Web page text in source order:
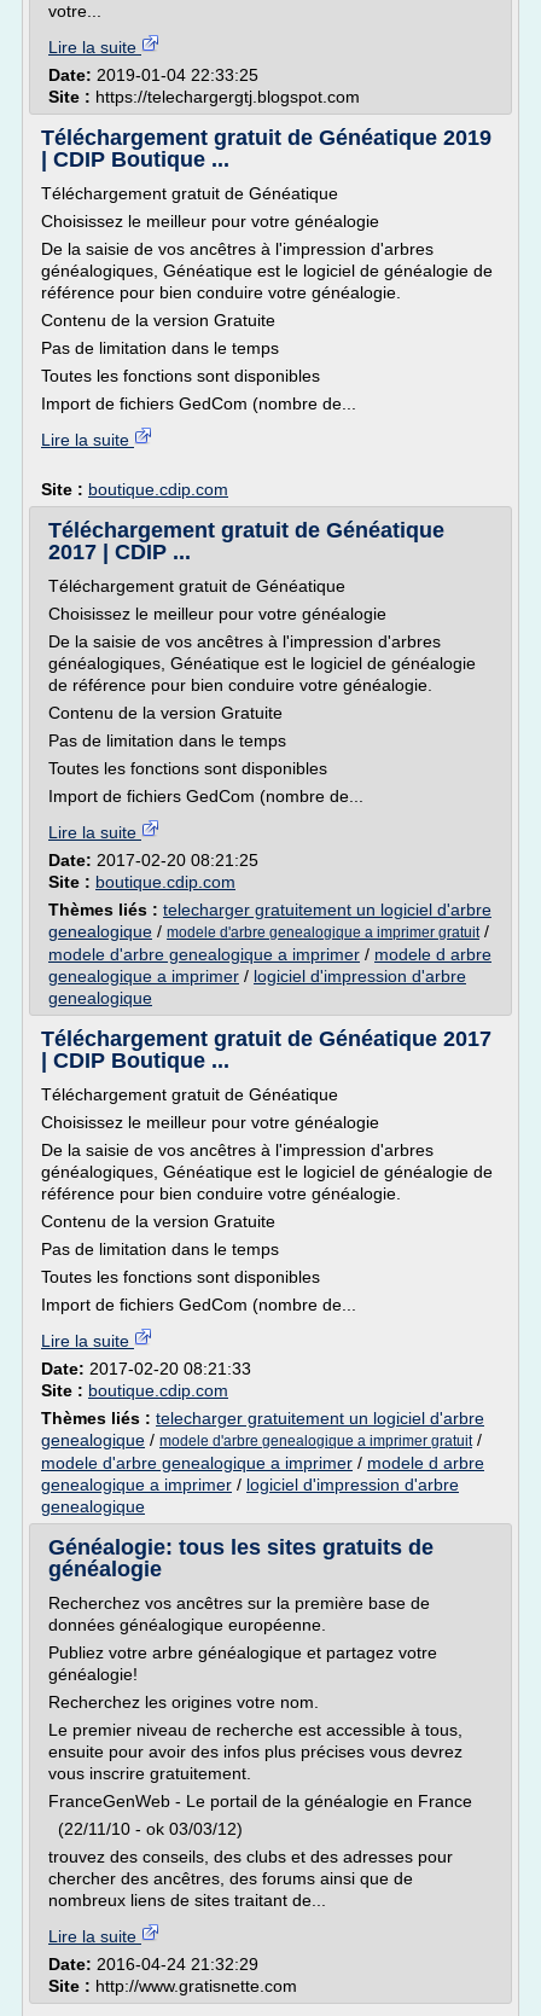
votre...
Lire la suite
Date: 2019-01-04 22:33:25
Site : https://telechargergtj.blogspot.com
Téléchargement gratuit de Généatique 2019
| CDIP Boutique ...
Téléchargement gratuit de Généatique
Choisissez le meilleur pour votre généalogie
De la saisie de vos ancêtres à l'impression d'arbres
généalogiques, Généatique est le logiciel de généalogie de
référence pour bien conduire votre généalogie.
Contenu de la version Gratuite
Pas de limitation dans le temps
Toutes les fonctions sont disponibles
Import de fichiers GedCom (nombre de...
Lire la suite
Site : boutique.cdip.com
Téléchargement gratuit de Généatique
2017 | CDIP ...
Téléchargement gratuit de Généatique
Choisissez le meilleur pour votre généalogie
De la saisie de vos ancêtres à l'impression d'arbres
généalogiques, Généatique est le logiciel de généalogie
de référence pour bien conduire votre généalogie.
Contenu de la version Gratuite
Pas de limitation dans le temps
Toutes les fonctions sont disponibles
Import de fichiers GedCom (nombre de...
Lire la suite
Date: 2017-02-20 08:21:25
Site : boutique.cdip.com
Thèmes liés : telecharger gratuitement un logiciel d'arbre
genealogique / modele d'arbre genealogique a imprimer gratuit/
modele d'arbre genealogique a imprimer / modele d arbre
genealogique a imprimer / logiciel d'impression d'arbre
genealogique
Téléchargement gratuit de Généatique 2017
| CDIP Boutique ...
Téléchargement gratuit de Généatique
Choisissez le meilleur pour votre généalogie
De la saisie de vos ancêtres à l'impression d'arbres
généalogiques, Généatique est le logiciel de généalogie de
référence pour bien conduire votre généalogie.
Contenu de la version Gratuite
Pas de limitation dans le temps
Toutes les fonctions sont disponibles
Import de fichiers GedCom (nombre de...
Lire la suite
Date: 2017-02-20 08:21:33
Site : boutique.cdip.com
Thèmes liés : telecharger gratuitement un logiciel d'arbre
genealogique / modele d'arbre genealogique a imprimer gratuit/
modele d'arbre genealogique a imprimer / modele d arbre
genealogique a imprimer / logiciel d'impression d'arbre
genealogique
Généalogie: tous les sites gratuits de
généalogie
Recherchez vos ancêtres sur la première base de
données généalogique européenne.
Publiez votre arbre généalogique et partagez votre
généalogie!
Recherchez les origines votre nom.
Le premier niveau de recherche est accessible à tous,
ensuite pour avoir des infos plus précises vous devrez
vous inscrire gratuitement.
FranceGenWeb - Le portail de la généalogie en France
(22/11/10 - ok 03/03/12)
trouvez des conseils, des clubs et des adresses pour
chercher des ancêtres, des forums ainsi que de
nombreux liens de sites traitant de...
Lire la suite
Date: 2016-04-24 21:32:29
Site : http://www.gratisnette.com